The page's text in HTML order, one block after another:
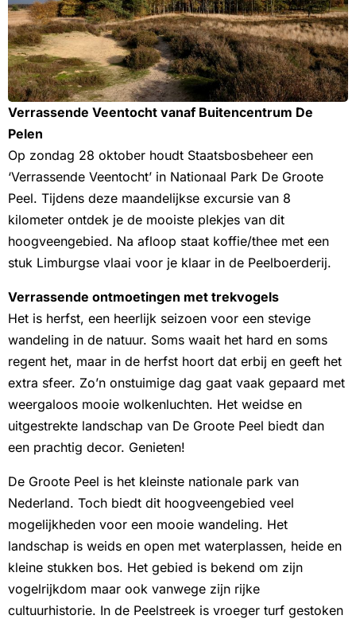
Verrassende Veentocht vanaf Buitencentrum De
Pelen
Op zondag 28 oktober houdt Staatsbosbeheer een
‘Verrassende Veentocht’ in Nationaal Park De Groote
Peel. Tijdens deze maandelijkse excursie van 8
kilometer ontdek je de mooiste plekjes van dit
hoogveengebied. Na afloop staat koffie/thee met een
stuk Limburgse vlaai voor je klaar in de Peelboerderij.
Verrassende ontmoetingen met trekvogels
Het is herfst, een heerlijk seizoen voor een stevige
wandeling in de natuur. Soms waait het hard en soms
regent het, maar in de herfst hoort dat erbij en geeft het
extra sfeer. Zo’n onstuimige dag gaat vaak gepaard met
weergaloos mooie wolkenluchten. Het weidse en
uitgestrekte landschap van De Groote Peel biedt dan
een prachtig decor. Genieten!
De Groote Peel is het kleinste nationale park van
Nederland. Toch biedt dit hoogveengebied veel
mogelijkheden voor een mooie wandeling. Het
landschap is weids en open met waterplassen, heide en
kleine stukken bos. Het gebied is bekend om zijn
vogelrijkdom maar ook vanwege zijn rijke
cultuurhistorie. In de Peelstreek is vroeger turf gestoken